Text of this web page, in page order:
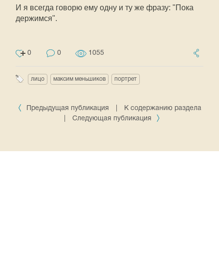
И я всегда говорю ему одну и ту же фразу: "Пока
держимся".
0 0 1055
лицо максим меньшиков портрет
Предыдущая публикация
К содержанию раздела
Следующая публикация